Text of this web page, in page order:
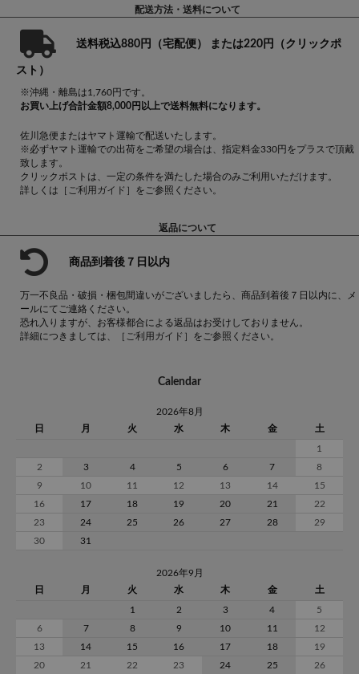
配送方法・送料について
送料税込880円（宅配便） または220円（クリックポ
スト）
※沖縄・離島は1,760円です。
お買い上げ合計金額8,000円以上で送料無料になります。
佐川急便またはヤマト運輸で配送いたします。
※必ずヤマト運輸での出荷をご希望の場合は、指定料金330円をプラスで頂戴
致します。
クリックポストは、一定の条件を満たした場合のみご利用いただけます。
詳しくは ［ご利用ガイド］ をご参照ください。
返品について
商品到着後７日以内
万一不良品・破損・梱包間違いがございましたら、商品到着後７日以内に、メ
ールにてご連絡ください。
恐れ入りますが、お客様都合による返品はお受けしておりません。
詳細につきましては、
［ご利用ガイド］ をご参照ください。
Calendar
2026年8月
日
月 火 水 木 金 土
1
2
3 4 5 6 7
8
9
10 11 12 13 14
15
16
17 18 19 20 21
22
23
24 25 26 27 28
29
30
31
2026年9月
日
月 火 水 木 金 土
1 2 3 4
5
6
7 8 9 10 11
12
13
14 15 16 17 18
19
20
21 22 23 24 25 26